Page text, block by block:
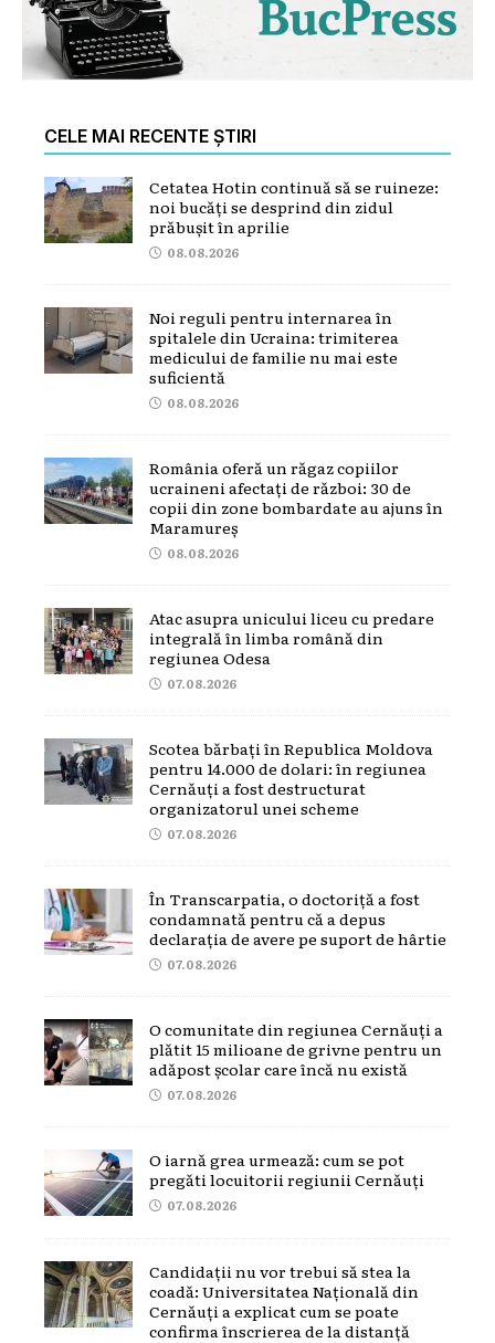
CELE MAI RECENTE ȘTIRI
Cetatea Hotin continuă să se ruineze:
noi bucăți se desprind din zidul
prăbușit în aprilie
08.08.2026
Noi reguli pentru internarea în
spitalele din Ucraina: trimiterea
medicului de familie nu mai este
suficientă
08.08.2026
România oferă un răgaz copiilor
ucraineni afectați de război: 30 de
copii din zone bombardate au ajuns în
Maramureș
08.08.2026
Atac asupra unicului liceu cu predare
integrală în limba română din
regiunea Odesa
07.08.2026
Scotea bărbați în Republica Moldova
pentru 14.000 de dolari: în regiunea
Cernăuți a fost destructurat
organizatorul unei scheme
07.08.2026
În Transcarpatia, o doctoriță a fost
condamnată pentru că a depus
declarația de avere pe suport de hârtie
07.08.2026
O comunitate din regiunea Cernăuți a
plătit 15 milioane de grivne pentru un
adăpost școlar care încă nu există
07.08.2026
O iarnă grea urmează: cum se pot
pregăti locuitorii regiunii Cernăuți
07.08.2026
Candidații nu vor trebui să stea la
coadă: Universitatea Națională din
Cernăuți a explicat cum se poate
confirma înscrierea de la distanță